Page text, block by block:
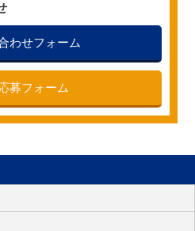
わせフォーム
募フォーム